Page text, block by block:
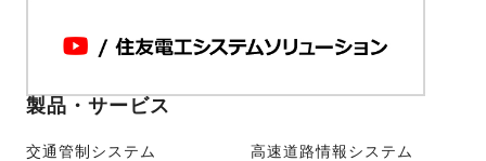
製品・サービス
交通管制システム 高速道路情報システム